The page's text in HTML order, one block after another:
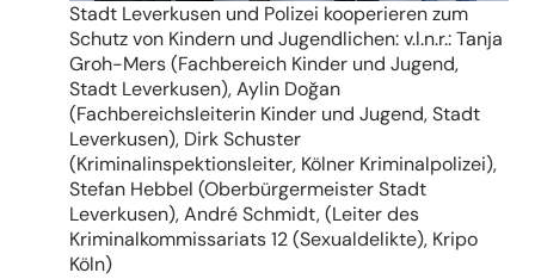
Stadt Leverkusen und Polizei kooperieren zum
Schutz von Kindern und Jugendlichen: v.l.n.r.: Tanja
Groh-Mers (Fachbereich Kinder und Jugend,
Stadt Leverkusen), Aylin Doğan
(Fachbereichsleiterin Kinder und Jugend, Stadt
Leverkusen), Dirk Schuster
(Kriminalinspektionsleiter, Kölner Kriminalpolizei),
Stefan Hebbel (Oberbürgermeister Stadt
Leverkusen), André Schmidt, (Leiter des
Kriminalkommissariats 12 (Sexualdelikte), Kripo
Köln)